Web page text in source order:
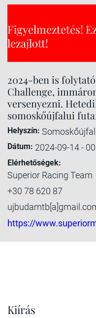
Figyelmeztetés!
lezajlott!
2024-ben is
Challenge,
versenyezni.
somoskőújfalui
Helyszín:
Dátum: 2024-09-14 -
Elérhetőségek:
Superior Racing Team
+30 78 620 87
https://
Kiírás